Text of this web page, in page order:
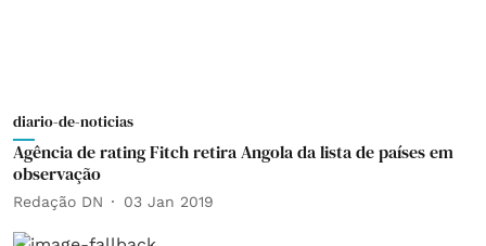
diario-de-noticias
Agência de rating Fitch retira Angola da lista de países em
observação
Redação DN 03 Jan 2019